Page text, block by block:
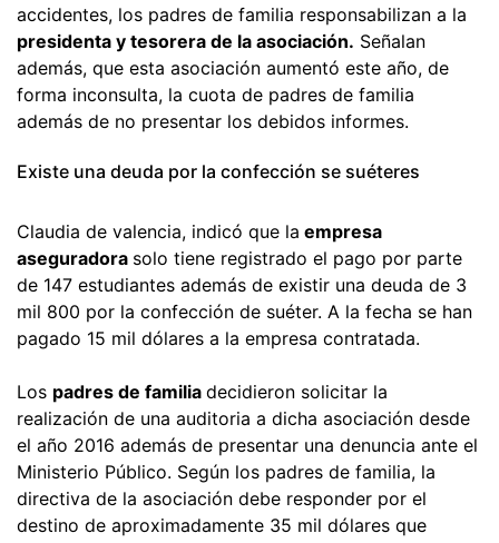
accidentes, los padres de familia responsabilizan a la
presidenta y tesorera de la asociación. Señalan
además, que esta asociación aumentó este año, de
forma inconsulta, la cuota de padres de familia
además de no presentar los debidos informes.
Existe una deuda por la confección se suéteres
Claudia de valencia, indicó que la empresa
aseguradora solo tiene registrado el pago por parte
de 147 estudiantes además de existir una deuda de 3
mil 800 por la confección de suéter. A la fecha se han
pagado 15 mil dólares a la empresa contratada.
Los padres de familia decidieron solicitar la
realización de una auditoria a dicha asociación desde
el año 2016 además de presentar una denuncia ante el
Ministerio Público. Según los padres de familia, la
directiva de la asociación debe responder por el
destino de aproximadamente 35 mil dólares que